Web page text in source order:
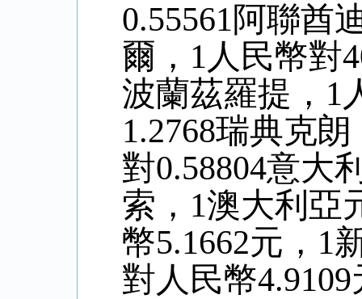
0.55561阿聯酋
爾，1人民幣對
波蘭茲羅提，1
1.2768瑞典克
對0.58804意大
索， 1澳大利亞
幣5.1662元，1
對人民幣4.9109